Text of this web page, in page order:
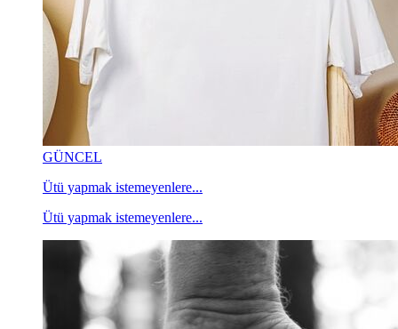
GÜNCEL
Ütü yapmak istemeyenlere...
Ütü yapmak istemeyenlere...